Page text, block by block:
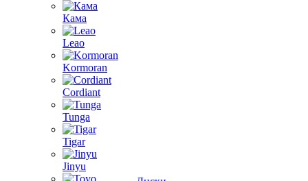
Кама
Leao
Kormoran
Cordiant
Tunga
Tigar
Jinyu